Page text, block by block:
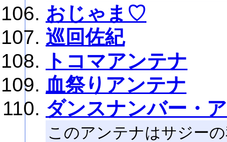
おじゃま♡
巡回佐紀
トコマアンテナ
血祭りアンテナ
ダンスナンバー・
このアンテナはサジー